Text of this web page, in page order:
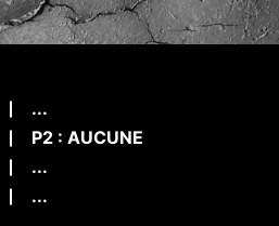
...
P2 : AUCUNE
...
...